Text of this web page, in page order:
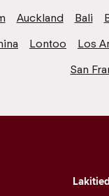
Auckland Bali
Lontoo Los
San